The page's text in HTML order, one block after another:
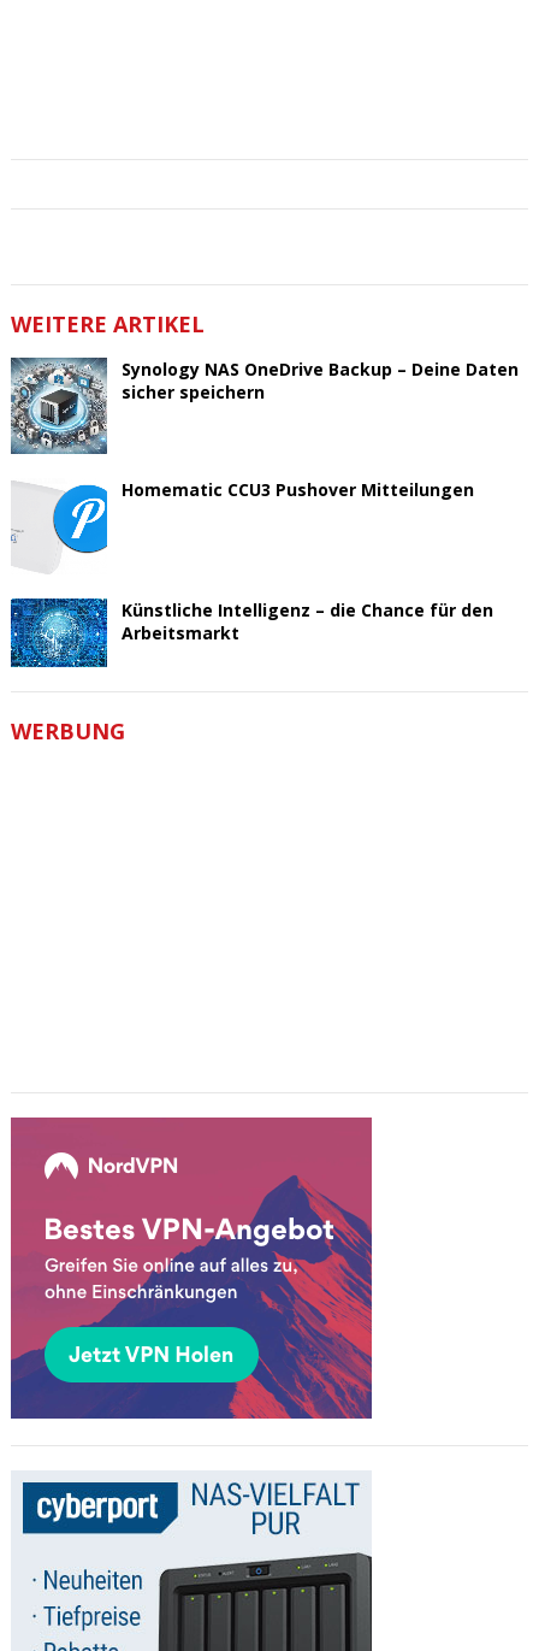
WEITERE ARTIKEL
Synology NAS OneDrive Backup – Deine Daten
sicher speichern
Homematic CCU3 Pushover Mitteilungen
Künstliche Intelligenz – die Chance für den
Arbeitsmarkt
WERBUNG